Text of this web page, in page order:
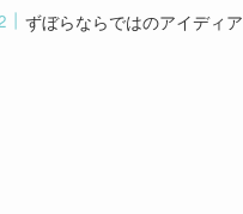
ずぼらならではのアイディア